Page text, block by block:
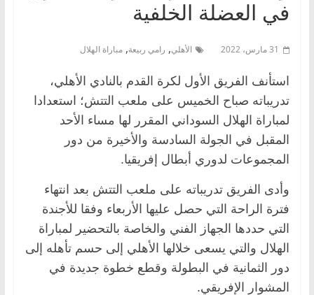
في ‏العضلة الخلفية
31 مارس، 2022 الأهلي, رامي ربيعة, مباراة الهلال
استأنف الفريق الأول لكرة القدم بالنادي الأهلي،
تدريباته صباح الخميس على ملعب التتش؛ ‏استعدادا
لمباراة الهلال السوداني المقرر لها مساء الأحد
المقبل في الجولة السادسة والأخيرة ‏من دور
المجموعات لدوري أبطال إفريقيا.‏
وأدى الفريق تدريباته على ملعب التتش بعد انتهاء
فترة الراحة التي حصل عليها الأربعاء وفقا للأجندة
التي حددها الجهاز الفني والخاصة بالتحضير لمباراة
الهلال والتي يسعى ‏خلالها الأهلي إلى حسم تأهله إلى
دور الثمانية في البطولة ‏وقطع خطوة ‏جديدة في
المشوار ‏الإفريقي.‏